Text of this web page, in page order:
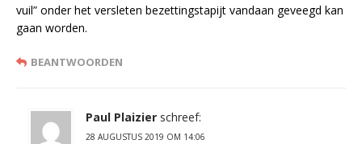
vuil” onder het versleten bezettingstapijt vandaan geveegd kan
gaan worden.
BEANTWOORDEN
Paul Plaizier schreef:
28 AUGUSTUS 2019 OM 14:06